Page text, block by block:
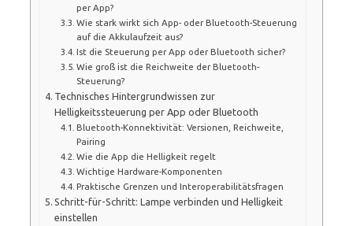
per App?
Wie stark wirkt sich App- oder Bluetooth-Steuerung
auf die Akkulaufzeit aus?
Ist die Steuerung per App oder Bluetooth sicher?
Wie groß ist die Reichweite der Bluetooth-
Steuerung?
Technisches Hintergrundwissen zur
Helligkeitssteuerung per App oder Bluetooth
Bluetooth-Konnektivität: Versionen, Reichweite,
Pairing
Wie die App die Helligkeit regelt
Wichtige Hardware-Komponenten
Praktische Grenzen und Interoperabilitätsfragen
Schritt-für-Schritt: Lampe verbinden und Helligkeit
einstellen